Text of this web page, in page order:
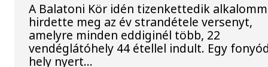
A Balatoni Kör idén tizenkettedik
hirdette meg az év strandétele versenyt,
amelyre minden eddiginél több, 22
vendéglátóhely 44 étellel indult. Egy
hely nyert...